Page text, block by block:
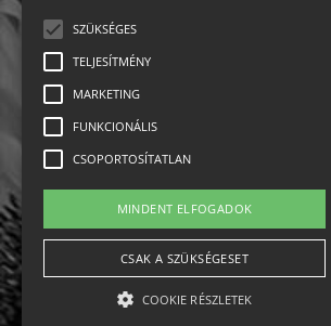
Állásajánlatok
Impresszum-kapcsolat
Jogi nyilatkozat
SZÜKSÉGES
TELJESÍTMÉNY
MARKETING
FUNKCIONÁLIS
CSOPORTOSÍTATLAN
MINDENT ELFOGADOK
CSAK A SZÜKSÉGESET
COOKIE RÉSZLETEK